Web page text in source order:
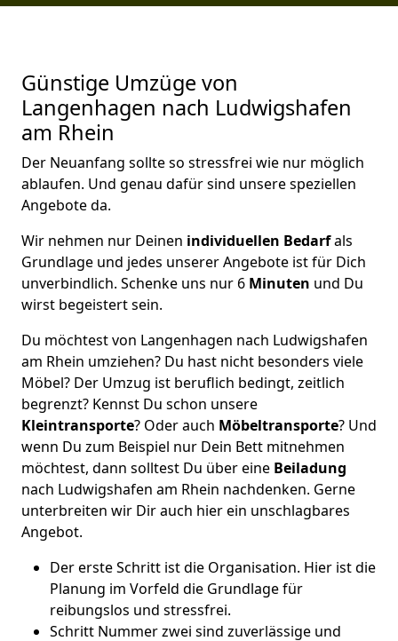
Günstige Umzüge von
Langenhagen nach Ludwigshafen
am Rhein
Der Neuanfang sollte so stressfrei wie nur möglich
ablaufen. Und genau dafür sind unsere speziellen
Angebote da.
Wir nehmen nur Deinen individuellen Bedarfals
Grundlage und jedes unserer Angebote ist für Dich
unverbindlich. Schenke uns nur 6 Minuten und Du
wirst begeistert sein.
Du möchtest von Langenhagen nach Ludwigshafen
am Rhein umziehen? Du hast nicht besonders viele
Möbel? Der Umzug ist beruflich bedingt, zeitlich
begrenzt? Kennst Du schon unsere
Kleintransporte? Oder auch Möbeltransporte? Und
wenn Du zum Beispiel nur Dein Bett mitnehmen
möchtest, dann solltest Du über eine Beiladung
nach Ludwigshafen am Rhein nachdenken. Gerne
unterbreiten wir Dir auch hier ein unschlagbares
Angebot.
Der erste Schritt ist die Organisation. Hier ist die
Planung im Vorfeld die Grundlage für
reibungslos und stressfrei.
Schritt Nummer zwei sind zuverlässige und